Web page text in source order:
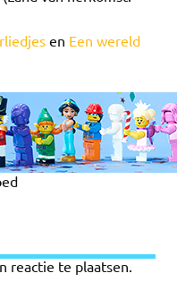
en Een wereld
reactie te plaatsen.